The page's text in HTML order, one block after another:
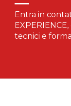
Entra in
tecnici e